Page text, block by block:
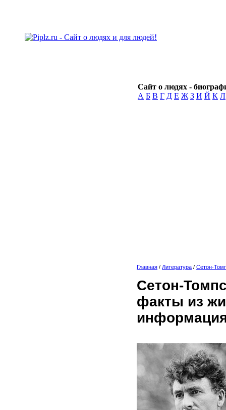
Сайт о людях -
А Б В Г Д Е Ж З И Й К Л
Главная / Литература / Сетон-
Сетон-
факты из